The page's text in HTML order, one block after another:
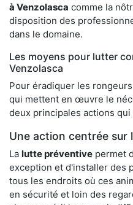
à Venzolasca comme la
disposition des
dans le domaine.
Les moyens pour lutter
Venzolasca
Pour éradiquer les
qui mettent en œuvre le
deux principales actions
Une action centrée sur
La lutte préventive permet
exception et d'installer des
tous les endroits où ces
en sécurité et loin des